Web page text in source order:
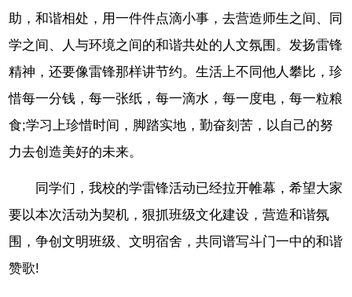
助，和谐相处，用一件件点滴小事，去营造师生之间、同
学之间、人与环境之间的和谐共处的人文氛围。发扬雷锋
精神，还要像雷锋那样讲节约。生活上不同他人攀比，珍
惜每一分钱，每一张纸，每一滴水，每一度电，每一粒粮
食;学习上珍惜时间，脚踏实地，勤奋刻苦，以自己的努
力去创造美好的未来。
同学们，我校的学雷锋活动已经拉开帷幕，希望大家
要以本次活动为契机，狠抓班级文化建设，营造和谐氛
围，争创文明班级、文明宿舍，共同谱写斗门一中的和谐
赞歌!